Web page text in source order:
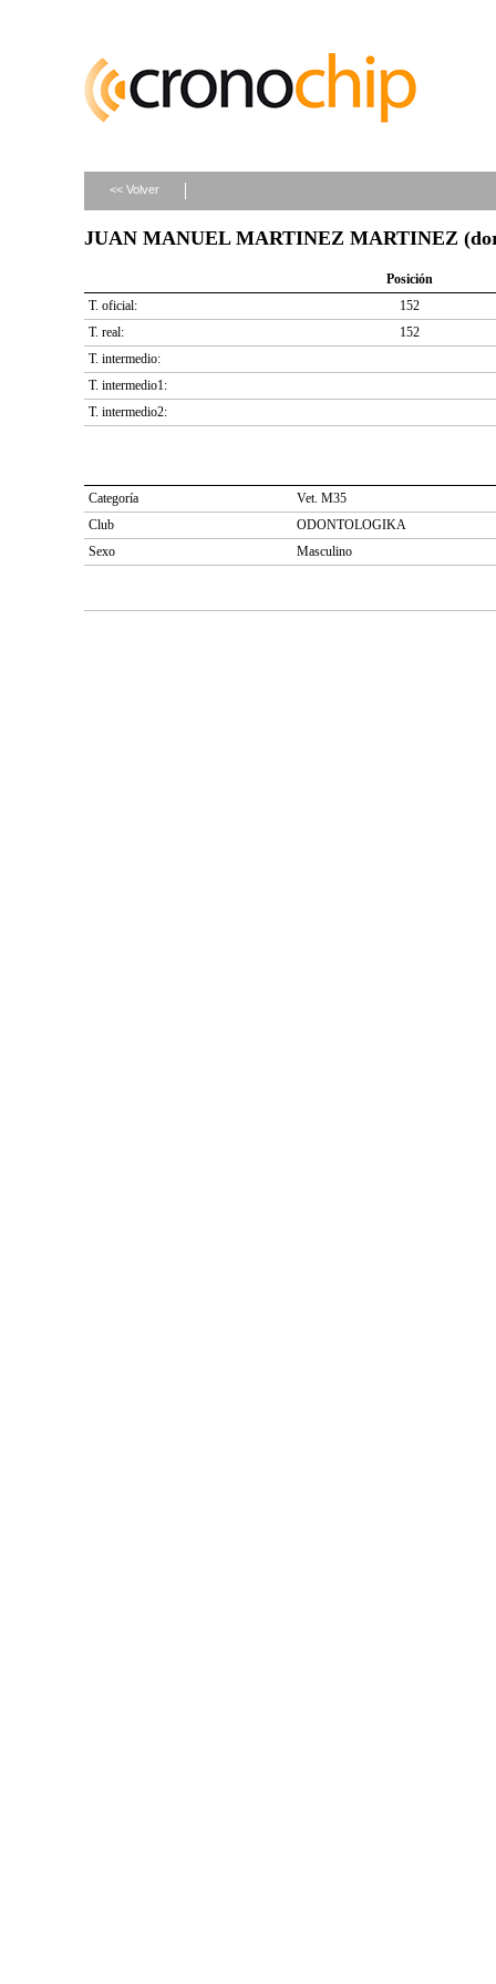
<< Volver
JUAN MANUEL MARTINEZ MARTINEZ
Posición
T. oficial:
152
T. real:
152
T. intermedio:
T. intermedio1:
T. intermedio2:
Categoría
Vet. M35
Club
ODONTOLOGIKA
Sexo
Masculino